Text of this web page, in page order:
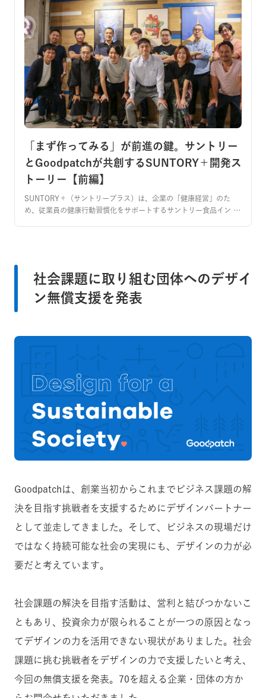
「まず作ってみる」が前進の鍵。サントリー
とGoodpatchが共創するSUNTORY＋開発ス
トーリー【前編】
SUNTORY＋（サントリープラス）は、企業の「健康経営」のた
め、従業員の健康行動習慣化をサポートするサントリー食品イン …
社会課題に取り組む団体へのデザイ
ン無償支援を発表
Goodpatchは、創業当初からこれまでビジネス課題の解
決を目指す挑戦者を支援するためにデザインパートナー
として並走してきました。そして、ビジネスの現場だけ
ではなく持続可能な社会の実現にも、デザインの力が必
要だと考えています。
社会課題の解決を目指す活動は、営利と結びつかないこ
ともあり、投資余力が限られることが一つの原因となっ
てデザインの力を活用できない現状がありました。社会
課題に挑む挑戦者をデザインの力で支援したいと考え、
今回の無償支援を発表。70を超える企業・団体の方か